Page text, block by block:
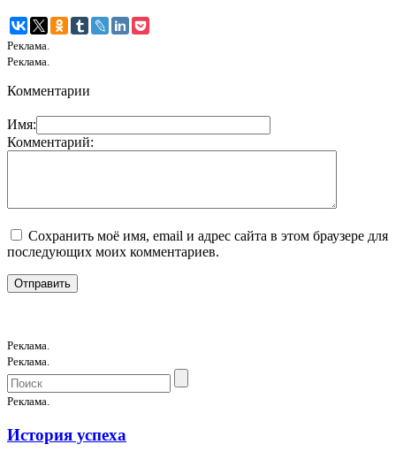
Реклама.
Реклама.
Комментарии
Имя:
Комментарий:
Сохранить моё имя, email и адрес сайта в этом браузере для
последующих моих комментариев.
Реклама.
Реклама.
Реклама.
История успеха